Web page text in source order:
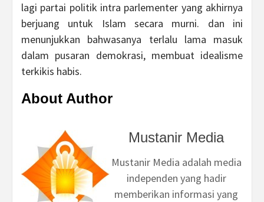
lagi partai politik intra parlementer yang akhirnya
berjuang untuk Islam secara murni. dan ini
menunjukkan bahwasanya terlalu lama masuk
dalam pusaran demokrasi, membuat idealisme
terkikis habis.
About Author
Mustanir Media
Mustanir Media adalah media
independen yang hadir
memberikan informasi yang